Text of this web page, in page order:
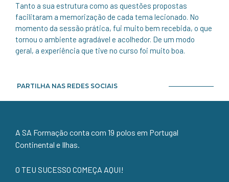
Tanto a sua estrutura como as questões propostas
facilitaram a memorização de cada tema lecionado. No
momento da sessão prática, fui muito bem recebida, o que
tornou o ambiente agradável e acolhedor. De um modo
geral, a experiência que tive no curso foi muito boa.
PARTILHA NAS REDES SOCIAIS
A SA Formação conta com 19 polos em Portugal
Continental e Ilhas.
O TEU SUCESSO COMEÇA AQUI!